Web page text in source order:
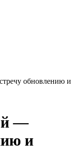
обновлению и
—
и